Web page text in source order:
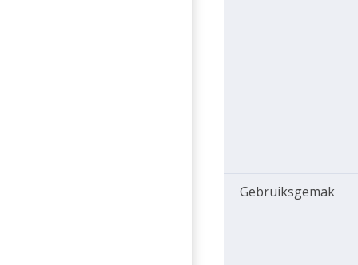
Gebruiksgemak